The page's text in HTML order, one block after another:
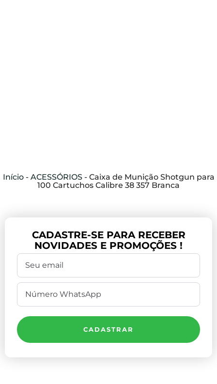
Início- ACESSÓRIOS- Caixa de Munição Shotgun para
100 Cartuchos Calibre 38 357 Branca
CADASTRE-SE PARA RECEBER
NOVIDADES E PROMOÇÕES !
CADASTRAR